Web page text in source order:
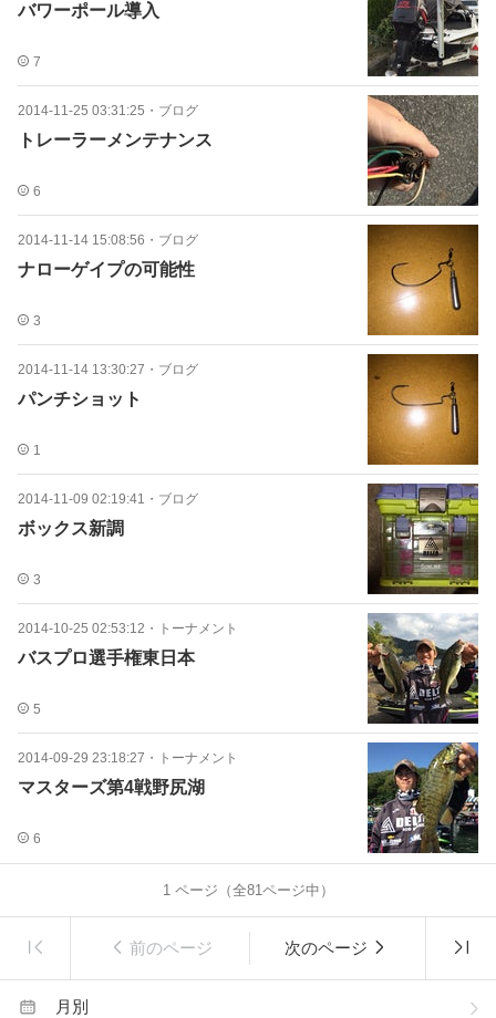
バワーポール導入
7
2014-11-25 03:31:25 ・ ブログ
トレーラーメンテナンス
6
2014-11-14 15:08:56 ・ ブログ
ナローゲイプの可能性
3
2014-11-14 13:30:27 ・ ブログ
パンチショット
1
2014-11-09 02:19:41 ・ ブログ
ボックス新調
3
2014-10-25 02:53:12 ・ トーナメント
バスプロ選手権東日本
5
2014-09-29 23:18:27 ・ トーナメント
マスターズ第4戦野尻湖
6
1ページ（全81ページ中）
前のページ 次のページ
月別